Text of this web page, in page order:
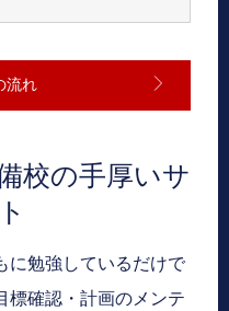
流れ
校の手厚いサ
に勉強しているだけで
標確認・計画のメンテ